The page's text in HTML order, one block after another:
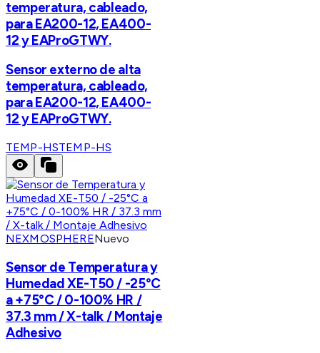
temperatura, cableado,
para EA200-12, EA400-
12 y EAProGTWY.
Sensor externo de alta
temperatura, cableado,
para EA200-12, EA400-
12 y EAProGTWY.
TEMP-HSTEMP-HS
NEXMOSPHERENuevo
Sensor de Temperatura y
Humedad XE-T50 / -25°C
a +75°C / 0-100% HR /
37.3 mm / X-talk / Montaje
Adhesivo